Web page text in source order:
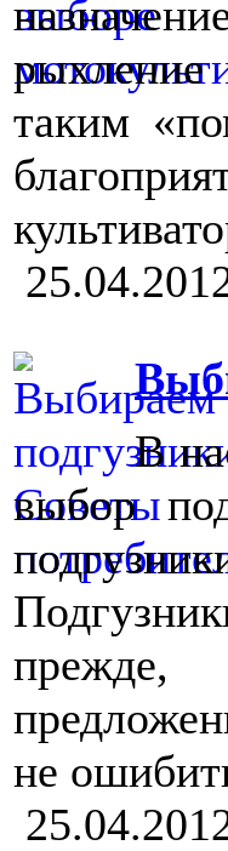
таким
В
выбор
прежде,
не